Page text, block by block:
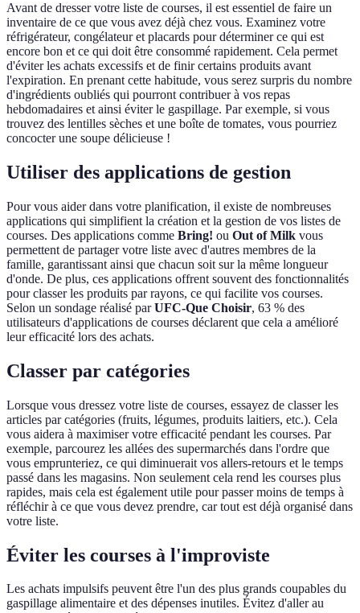
Avant de dresser votre liste de courses, il est essentiel de faire un
inventaire de ce que vous avez déjà chez vous. Examinez votre
réfrigérateur, congélateur et placards pour déterminer ce qui est
encore bon et ce qui doit être consommé rapidement. Cela permet
d'éviter les achats excessifs et de finir certains produits avant
l'expiration. En prenant cette habitude, vous serez surpris du nombre
d'ingrédients oubliés qui pourront contribuer à vos repas
hebdomadaires et ainsi éviter le gaspillage. Par exemple, si vous
trouvez des lentilles sèches et une boîte de tomates, vous pourriez
concocter une soupe délicieuse !
Utiliser des applications de gestion
Pour vous aider dans votre planification, il existe de nombreuses
applications qui simplifient la création et la gestion de vos listes de
courses. Des applications comme Bring! ou Out of Milk vous
permettent de partager votre liste avec d'autres membres de la
famille, garantissant ainsi que chacun soit sur la même longueur
d'onde. De plus, ces applications offrent souvent des fonctionnalités
pour classer les produits par rayons, ce qui facilite vos courses.
Selon un sondage réalisé parUFC-Que Choisir, 63 % des
utilisateurs d'applications de courses déclarent que cela a amélioré
leur efficacité lors des achats.
Classer par catégories
Lorsque vous dressez votre liste de courses, essayez de classer les
articles par catégories (fruits, légumes, produits laitiers, etc.). Cela
vous aidera à maximiser votre efficacité pendant les courses. Par
exemple, parcourez les allées des supermarchés dans l'ordre que
vous emprunteriez, ce qui diminuerait vos allers-retours et le temps
passé dans les magasins. Non seulement cela rend les courses plus
rapides, mais cela est également utile pour passer moins de temps à
réfléchir à ce que vous devez prendre, car tout est déjà organisé dans
votre liste.
Éviter les courses à l'improviste
Les achats impulsifs peuvent être l'un des plus grands coupables du
gaspillage alimentaire et des dépenses inutiles. Évitez d'aller au